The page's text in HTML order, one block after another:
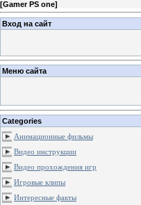
[Gamer PS one]
Вход на сайт
Меню сайта
Categories
Анимационные фильмы
Видео инструкции
Видео прохождения игр
Игровые клипы
Интересные факты